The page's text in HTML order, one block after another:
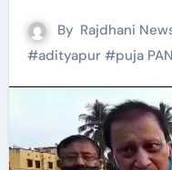
By Rajdhani
#adityapur#puja